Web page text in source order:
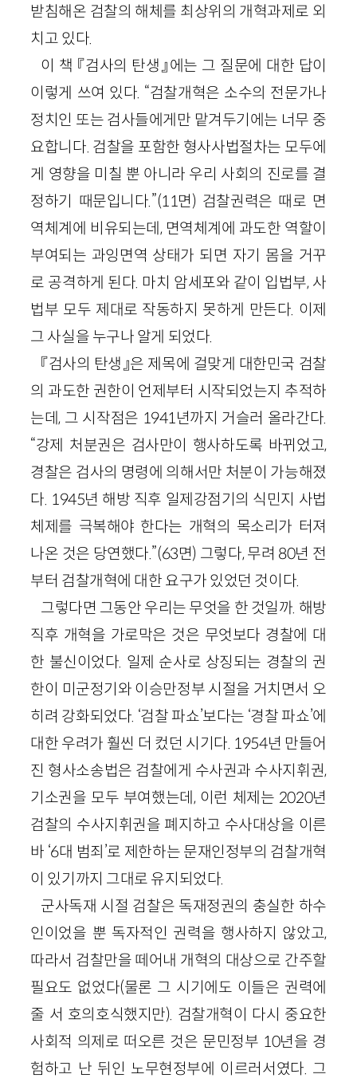
받침해온 검찰의 해체를 최상위의 개혁과제로 외
치고 있다.
이 책 『검사의 탄생』에는 그 질문에 대한 답이
이렇게 쓰여 있다. “검찰개혁은 소수의 전문가나
정치인 또는 검사들에게만 맡겨두기에는 너무 중
요합니다. 검찰을 포함한 형사사법절차는 모두에
게 영향을 미칠 뿐 아니라 우리 사회의 진로를 결
정하기 때문입니다.”(11면) 검찰권력은 때로 면
역체계에 비유되는데, 면역체계에 과도한 역할이
부여되는 과잉면역 상태가 되면 자기 몸을 거꾸
로 공격하게 된다. 마치 암세포와 같이 입법부, 사
법부 모두 제대로 작동하지 못하게 만든다. 이제
그 사실을 누구나 알게 되었다.
『검사의 탄생』은 제목에 걸맞게 대한민국 검찰
의 과도한 권한이 언제부터 시작되었는지 추적하
는데, 그 시작점은 1941년까지 거슬러 올라간다.
“강제 처분권은 검사만이 행사하도록 바뀌었고,
경찰은 검사의 명령에 의해서만 처분이 가능해졌
다. 1945년 해방 직후 일제강점기의 식민지 사법
체제를 극복해야 한다는 개혁의 목소리가 터져
나온 것은 당연했다.”(63면) 그렇다, 무려 80년 전
부터 검찰개혁에 대한 요구가 있었던 것이다.
그렇다면 그동안 우리는 무엇을 한 것일까. 해방
직후 개혁을 가로막은 것은 무엇보다 경찰에 대
한 불신이었다. 일제 순사로 상징되는 경찰의 권
한이 미군정기와 이승만정부 시절을 거치면서 오
히려 강화되었다. ‘검찰 파쇼’보다는 ‘경찰 파쇼’에
대한 우려가 훨씬 더 컸던 시기다. 1954년 만들어
진 형사소송법은 검찰에게 수사권과 수사지휘권,
기소권을 모두 부여했는데, 이런 체제는 2020년
검찰의 수사지휘권을 폐지하고 수사대상을 이른
바 ‘6대 범죄’로 제한하는 문재인정부의 검찰개혁
이 있기까지 그대로 유지되었다.
군사독재 시절 검찰은 독재정권의 충실한 하수
인이었을 뿐 독자적인 권력을 행사하지 않았고,
따라서 검찰만을 떼어내 개혁의 대상으로 간주할
필요도 없었다(물론 그 시기에도 이들은 권력에
줄 서 호의호식했지만). 검찰개혁이 다시 중요한
사회적 의제로 떠오른 것은 문민정부 10년을 경
험하고 난 뒤인 노무현정부에 이르러서였다. 그